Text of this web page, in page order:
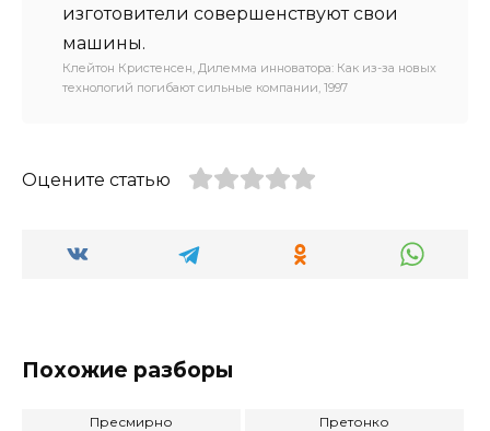
изготовители совершенствуют свои
машины.
Клейтон Кристенсен, Дилемма инноватора: Как из-за новых
технологий погибают сильные компании, 1997
Оцените статью
Похожие разборы
Пресмирно Претонко